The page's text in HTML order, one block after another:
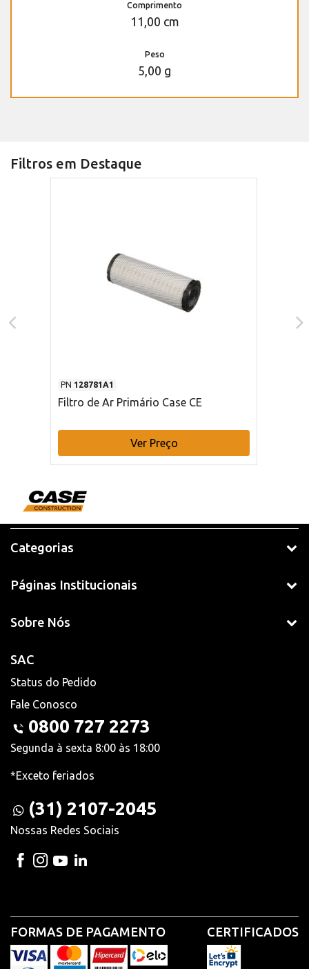
Comprimento
11,00 cm
Peso
5,00 g
Filtros em Destaque
PN 128781A1
Filtro de Ar Primário Case CE
Ver Preço
Categorias
Páginas Institucionais
Sobre Nós
SAC
Status do Pedido
Fale Conosco
0800 727 2273
Segunda à sexta 8:00 às 18:00
*Exceto feriados
(31) 2107-2045
Nossas Redes Sociais
FORMAS DE PAGAMENTO CERTIFICADOS